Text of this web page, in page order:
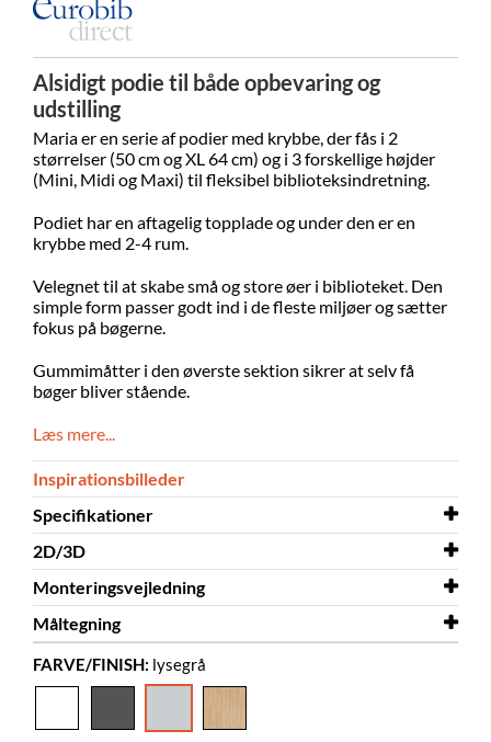
Alsidigt podie til både opbevaring og
udstilling
Maria er en serie af podier med krybbe, der fås i 2
størrelser (50 cm og XL 64 cm) og i 3 forskellige højder
(Mini, Midi og Maxi) til fleksibel biblioteksindretning.
Podiet har en aftagelig topplade og under den er en
krybbe med 2-4 rum.
Velegnet til at skabe små og store øer i biblioteket. Den
simple form passer godt ind i de fleste miljøer og sætter
fokus på bøgerne.
Gummimåtter i den øverste sektion sikrer at selv få
bøger bliver stående.
Læs mere...
Inspirationsbilleder
Specifikationer
Bredde
Dybde
Farve
Materiale
2D/3D
2D/3D
Maria Maxi 3D.dwg
2D/3D
Maria Midi 3D.dwg
2D/3D
Monteringsvejledning
Monteringsvejledning
Maria Maxi
Monteringsvejledning
Måltegning
Måltegning
FARVE/FINISH: lysegrå